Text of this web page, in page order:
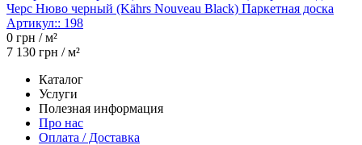
Черс Нюво черный (Kährs Nouveau Black) Паркетная доска
Артикул:: 198
0 грн / м²
7 130 грн / м²
Каталог
Услуги
Полезная информация
Про нас
Оплата / Доставка